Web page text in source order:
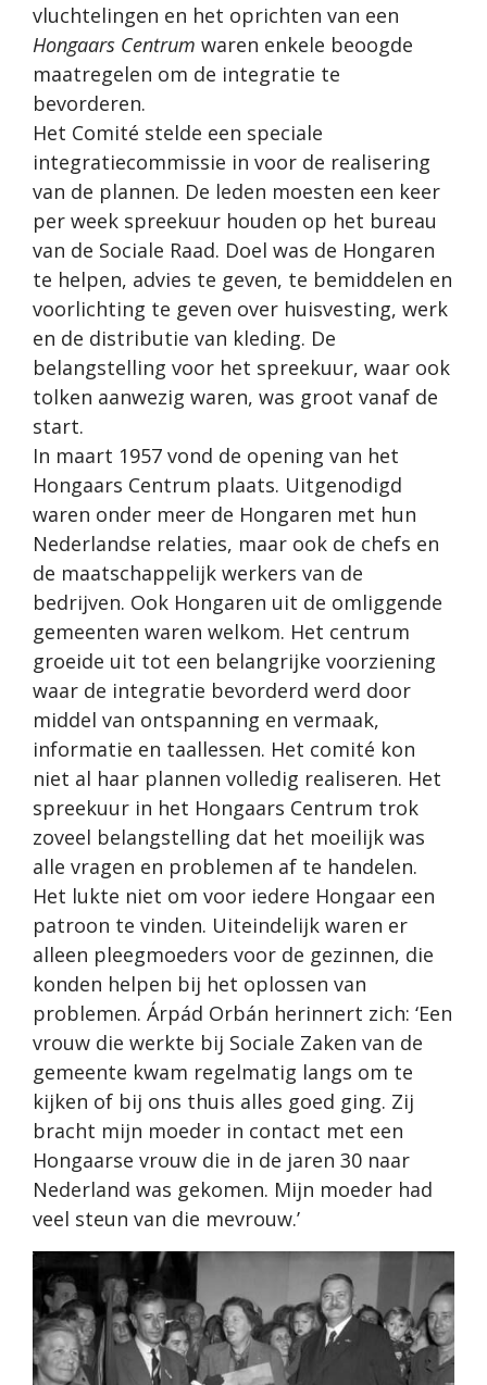
vluchtelingen en het oprichten van een
Hongaars Centrum waren enkele beoogde
maatregelen om de integratie te
bevorderen.
Het Comité stelde een speciale
integratiecommissie in voor de realisering
van de plannen. De leden moesten een keer
per week spreekuur houden op het bureau
van de Sociale Raad. Doel was de Hongaren
te helpen, advies te geven, te bemiddelen en
voorlichting te geven over huisvesting, werk
en de distributie van kleding. De
belangstelling voor het spreekuur, waar ook
tolken aanwezig waren, was groot vanaf de
start.
In maart 1957 vond de opening van het
Hongaars Centrum plaats. Uitgenodigd
waren onder meer de Hongaren met hun
Nederlandse relaties, maar ook de chefs en
de maatschappelijk werkers van de
bedrijven. Ook Hongaren uit de omliggende
gemeenten waren welkom. Het centrum
groeide uit tot een belangrijke voorziening
waar de integratie bevorderd werd door
middel van ontspanning en vermaak,
informatie en taallessen. Het comité kon
niet al haar plannen volledig realiseren. Het
spreekuur in het Hongaars Centrum trok
zoveel belangstelling dat het moeilijk was
alle vragen en problemen af te handelen.
Het lukte niet om voor iedere Hongaar een
patroon te vinden. Uiteindelijk waren er
alleen pleegmoeders voor de gezinnen, die
konden helpen bij het oplossen van
problemen. Árpád Orbán herinnert zich: ‘Een
vrouw die werkte bij Sociale Zaken van de
gemeente kwam regelmatig langs om te
kijken of bij ons thuis alles goed ging. Zij
bracht mijn moeder in contact met een
Hongaarse vrouw die in de jaren 30 naar
Nederland was gekomen. Mijn moeder had
veel steun van die mevrouw.’